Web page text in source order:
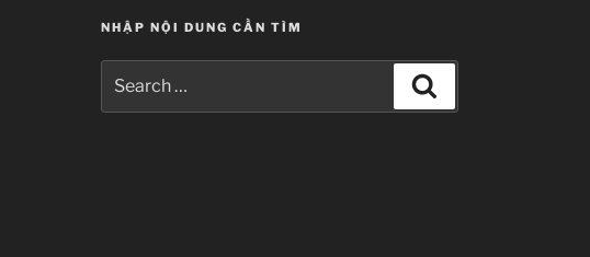
NHẬP NỘI DUNG CẦN TÌM
for: